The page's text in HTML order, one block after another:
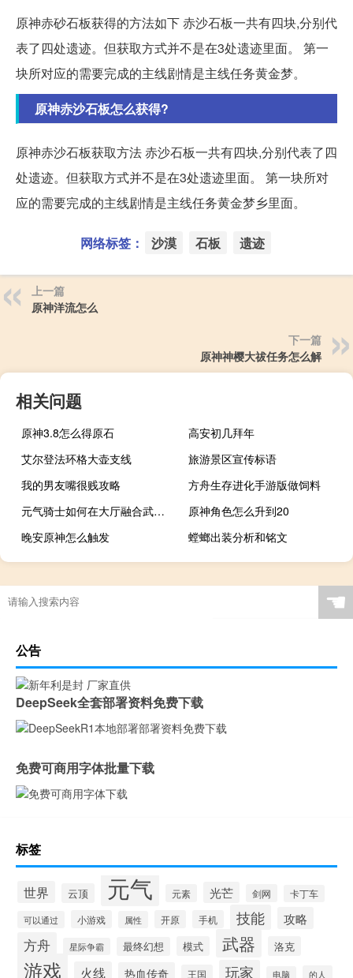
原神赤砂石板获得的方法如下 赤沙石板一共有四块,分别代
表了四处遗迹。但获取方式并不是在3处遗迹里面。 第一
块所对应的需要完成的主线剧情是主线任务黄金梦。
原神赤沙石板怎么获得?
原神赤沙石板获取方法 赤沙石板一共有四块,分别代表了四
处遗迹。但获取方式并不是在3处遗迹里面。 第一块所对
应的需要完成的主线剧情是主线任务黄金梦乡里面。
网络标签： 沙漠 石板 遗迹
上一篇
原神洋流怎么
下一篇
原神神樱大祓任务怎么解
相关问题
原神3.8怎么得原石
高安初几拜年
艾尔登法环格大壶支线
旅游景区宣传标语
我的男友嘴很贱攻略
方舟生存进化手游版做饲料
元气骑士如何在大厅融合武器4.0.1
原神角色怎么升到20
晚安原神怎么触发
螳螂出装分析和铭文
☚
公告
DeepSeek全套部署资料免费下载
免费可商用字体批量下载
标签
世界 云顶 元气 元素 光芒 剑网 卡丁车
可以通过 小游戏 属性 开原 手机 技能 攻略
方舟 星际争霸 最终幻想 模式 武器 洛克
游戏 火线 热血传奇 王国 玩家 电脑 的人